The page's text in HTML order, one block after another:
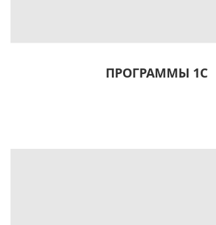
ПРОГРАММЫ 1С